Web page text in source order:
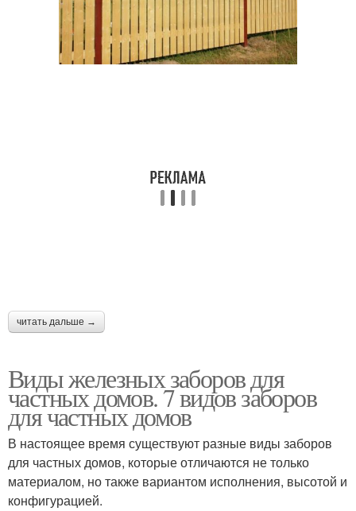
читать дальше →
Виды железных заборов для
частных домов. 7 видов заборов
для частных домов
В настоящее время существуют разные виды заборов
для частных домов, которые отличаются не только
материалом, но также вариантом исполнения, высотой и
конфигурацией.